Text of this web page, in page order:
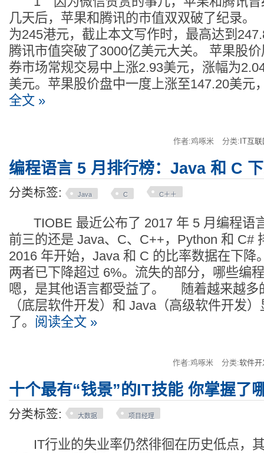
几天后，苹果和腾讯的市值双双破了纪录
为245港元，截止本文写作时，最高达到
腾讯市值突破了3000亿美元大关。 苹果股
券市场常规交易中上涨2.93美元，涨幅为
美元。苹果股价盘中一度上涨至147.20美元
全文 »
作者:鸡啄米 分类: IT互
编程语言 5 月排行榜：Java 和 C
分类标签: Java C C＋＋
TIOBE 最近公布了 2017 年 5 月编程语
前三的还是 Java、C、C++，Python 和 C#
2016 年开始，Java 和 C 的比率数据在下降
两者已下降超过 6%。流失的部分，哪些编
嗯，是其他语言都受益了。 随着越来越多
（底层软件开发）和 Java（高级软件开发
了。 阅读全文 »
作者:鸡啄米 分类:软件开
十个最有“钱景”的IT技能 你掌握了
分类标签: 大数据 项目经理
IT行业的失业率仍然徘徊在历史低点，